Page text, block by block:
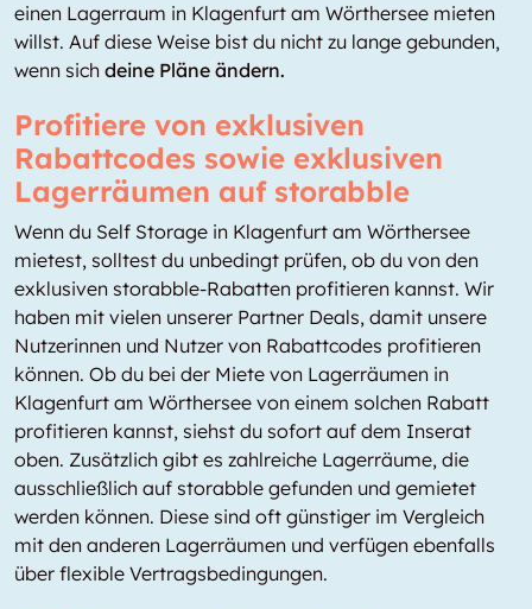
einen Lagerraum in Klagenfurt am Wörthersee mieten
willst. Auf diese Weise bist du nicht zu lange gebunden,
wenn sich deine Pläne ändern.
Profitiere von exklusiven
Rabattcodes sowie exklusiven
Lagerräumen auf storabble
Wenn du Self Storage in Klagenfurt am Wörthersee
mietest, solltest du unbedingt prüfen, ob du von den
exklusiven storabble-Rabatten profitieren kannst. Wir
haben mit vielen unserer Partner Deals, damit unsere
Nutzerinnen und Nutzer von Rabattcodes profitieren
können. Ob du bei der Miete von Lagerräumen in
Klagenfurt am Wörthersee von einem solchen Rabatt
profitieren kannst, siehst du sofort auf dem Inserat
oben. Zusätzlich gibt es zahlreiche Lagerräume, die
ausschließlich auf storabble gefunden und gemietet
werden können. Diese sind oft günstiger im Vergleich
mit den anderen Lagerräumen und verfügen ebenfalls
über flexible Vertragsbedingungen.